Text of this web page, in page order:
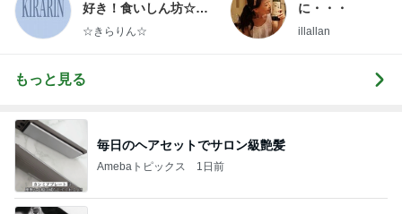
好き！食いしん坊☆き
らりん☆のブログ
☆きらりん☆
に・・・
illallan
もっと見る
毎日のヘアセットでサロン級艶髪
Amebaトピックス 1日前